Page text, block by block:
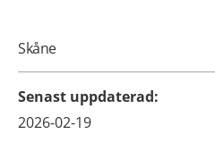
Skåne
Senast uppdaterad:
2026-02-19